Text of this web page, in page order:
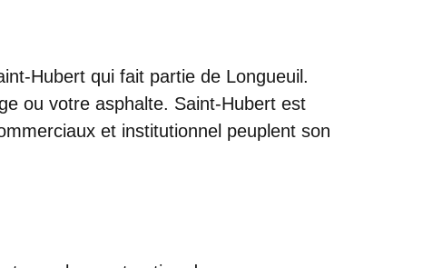
Hubert qui fait partie de Longueuil.
ou votre asphalte. Saint-Hubert est
et institutionnel peuplent son